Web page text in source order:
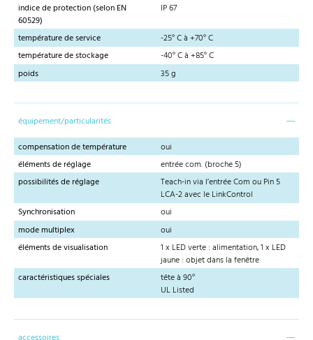
indice de protection (selon EN
60529)
IP 67
température de service
-25° C à +70° C
température de stockage
-40° C à +85° C
poids
35 g
équipement/particularités
compensation de température
oui
éléments de réglage
entrée com. (broche 5)
possibilités de réglage
Teach-in via l’entrée Com ou Pin 5
LCA-2 avec le LinkControl
Synchronisation
oui
mode multiplex
oui
éléments de visualisation
1 x LED verte : alimentation, 1 x LED
jaune : objet dans la fenêtre
caractéristiques spéciales
tête à 90°
UL Listed